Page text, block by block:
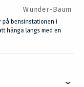
Wunder-Baum
på bensinstationen i
hänga längs med en